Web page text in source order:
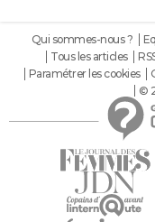
Qui sommes-nous ?
Tous les articles
Paramétrer les cookies
©